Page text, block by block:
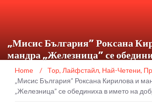
„Мисис България” Роксана
мандра „Железница” се
доброто (Снимки)
Home / Top, Лайфстайл, Най-Четени,
„Мисис България” Роксана Кирилова и
„Железница” се обединиха в името на